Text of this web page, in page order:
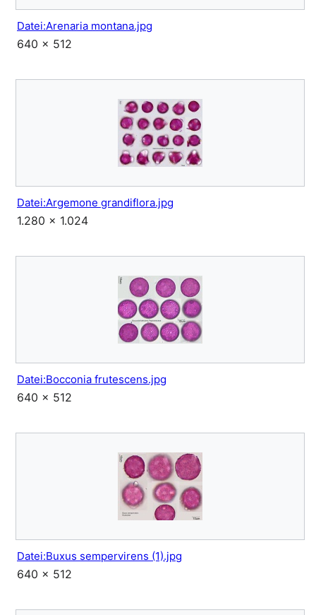
Datei:Arenaria montana.jpg
640 × 512
Datei:Argemone grandiflora.jpg
1.280 × 1.024
Datei:Bocconia frutescens.jpg
640 × 512
Datei:Buxus sempervirens (1).jpg
640 × 512